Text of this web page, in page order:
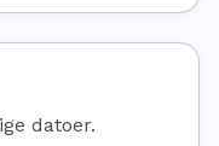
datoer.